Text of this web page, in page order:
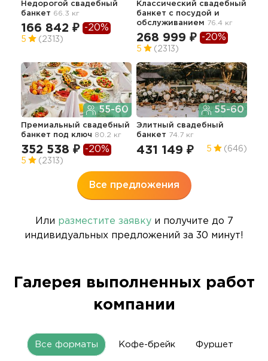
Недорогой свадебный
банкет 66.3 кг
166 842 ₽ -20%
5 (2313)
Классический свадебный
банкет с посудой и
обслуживанием 76.4 кг
268 999 ₽ -20%
5 (2313)
55-60
Премиальный свадебный
банкет под ключ 80.2 кг
352 538 ₽ -20%
5 (2313)
55-60
Элитный свадебный
банкет 74.7 кг
431 149 ₽ 5 (646)
Все предложения
Или разместите заявкуи получите до 7
индивидуальных предложений за 30 минут!
Галерея выполненных работ
компании
Все форматы Кофе-брейк Фуршет